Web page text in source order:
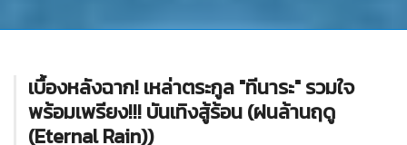
เบื้องหลังฉาก! เหล่าตระกูล "ทีนาระ" รวมใจ
พร้อมเพรียง!!! บันเทิงสู้ร้อน (ฝนล้านฤดู
(Eternal Rain))